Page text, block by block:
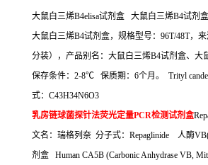
大鼠白三烯B4elisa试剂盒 大鼠白三烯B4试剂盒
大鼠白三烯B4试剂盒，规格型号： 96T/48T，来
分装），产品别名：大鼠白三烯B4试剂盒、大
保存条件： 2-8℃ 保质期： 6个月。 Trityl
式： C43H34N6O3
乳房链球菌探针法荧光定量PCR检测试剂盒
文名：瑞格列奈 分子式： Repaglinide 人酶
剂盒 Human CA5B (Carbonic Anhydrase VB,